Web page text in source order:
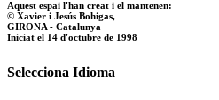
Aquest espai l'han creat i el mantenen:
© Xavier i Jesús Bohigas,
GIRONA - Catalunya
Iniciat el 14 d'octubre de 1998
Selecciona Idioma